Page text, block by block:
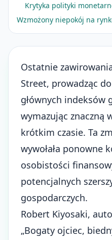
Krytyka polityki
Wzmożony niepokój na
Ostatnie
Street, prowadząc
głównych indeksów
wymazując znaczną
krótkim czasie. Ta
wywołała ponowne
osobistości
potencjalnych
gospodarczych.
Robert Kiyosaki,
„Bogaty ojciec,